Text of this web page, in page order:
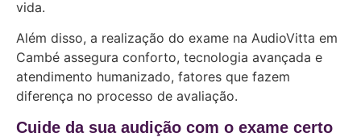
vida.
Além disso, a realização do exame na AudioVitta em
Cambé assegura conforto, tecnologia avançada e
atendimento humanizado, fatores que fazem
diferença no processo de avaliação.
Cuide da sua audição com o exame certo